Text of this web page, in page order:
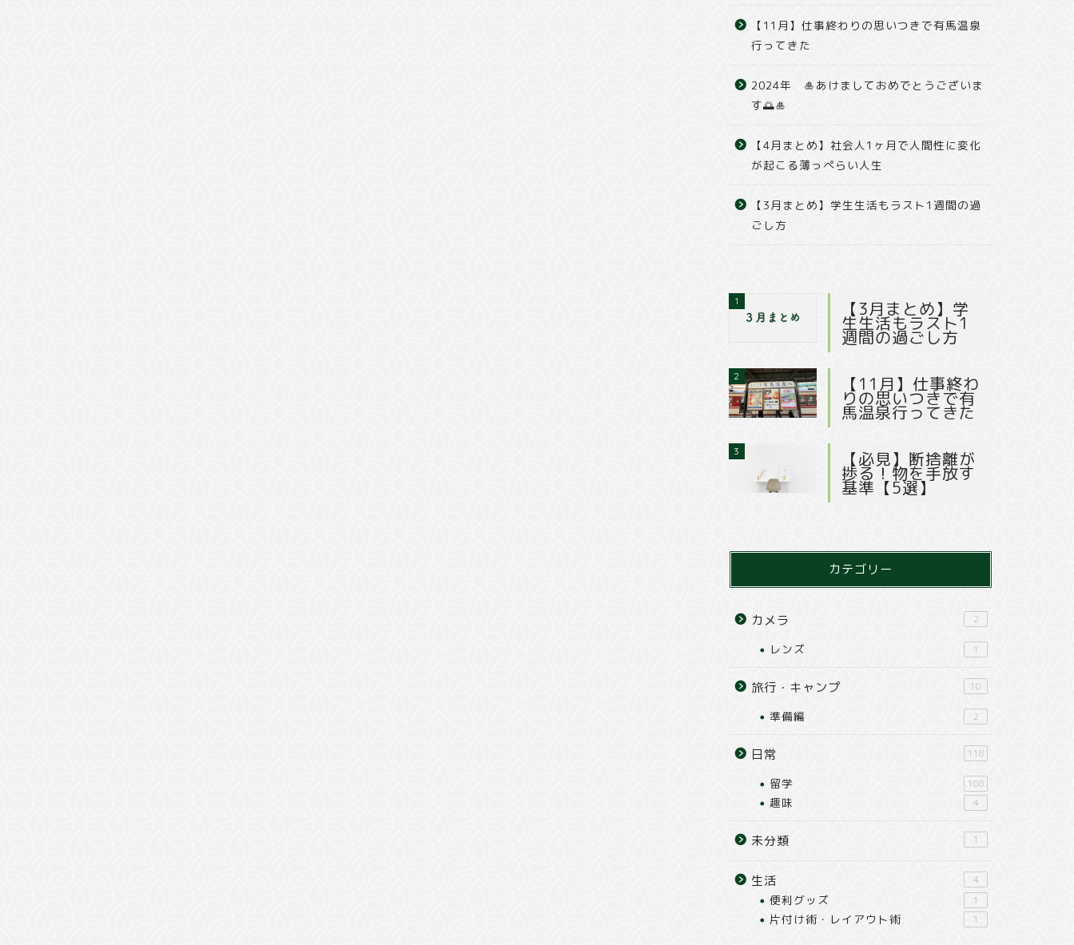
【11月】仕事終わりの思いつきで有馬温泉
行ってきた
2024年 🎍あけましておめでとうございま
す🌅🎍
【4月まとめ】社会人1ヶ月で人間性に変化
が起こる薄っぺらい人生
【3月まとめ】学生生活もラスト1週間の過
ごし方
1 【3月まとめ】学
生生活もラスト1
週間の過ごし方
2 【11月】仕事終わ
りの思いつきで有
馬温泉行ってきた
3 【必見】断捨離が
捗る！物を手放す
基準【5選】
カテゴリー
カメラ 2
レンズ 1
旅行・キャンプ 10
準備編 2
日常 118
留学 108
趣味 4
未分類 1
生活 4
便利グッズ 1
片付け術・レイアウト術 1